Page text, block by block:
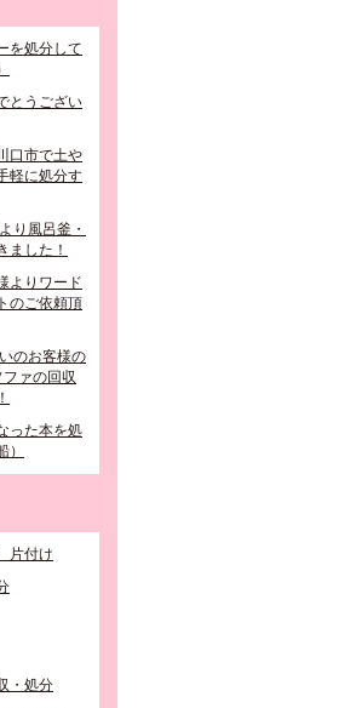
を処分して
とうござい
口市で土や
軽に処分す
り風呂釜・
ました！
よりワード
のご依頼頂
のお客様の
ァの回収
った本を処
片付け
・処分